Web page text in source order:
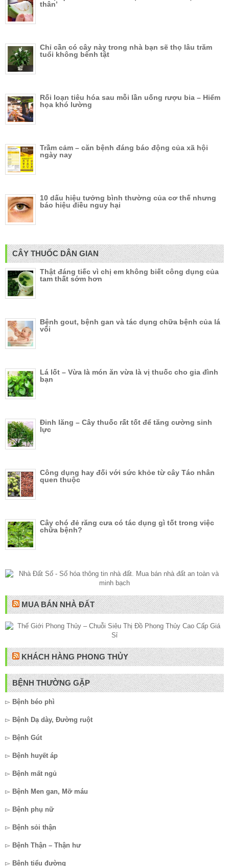
thân’
Chỉ cần có cây này trong nhà bạn sẽ thọ lâu trăm
tuổi không bênh tật
Rối loạn tiêu hóa sau mỗi lần uống rượu bia – Hiểm
họa khó lường
Trầm cảm – căn bệnh đáng báo động của xã hội
ngày nay
10 dấu hiệu tưởng bình thường của cơ thế nhưng
báo hiệu điều nguy hại
CÂY THUỐC DÂN GIAN
Thật đáng tiếc vì chị em không biết công dụng của
tam thất sớm hơn
Bệnh gout, bệnh gan và tác dụng chữa bệnh của lá
vối
Lá lốt – Vừa là món ăn vừa là vị thuốc cho gia đình
bạn
Đinh lăng – Cây thuốc rất tốt để tăng cường sinh
lực
Công dụng hay đối với sức khỏe từ cây Táo nhân
quen thuộc
Cây chó đẻ răng cưa có tác dụng gì tốt trong việc
chữa bệnh?
MUA BÁN NHÀ ĐẤT
KHÁCH HÀNG PHONG THỦY
BỆNH THƯỜNG GẶP
▻ Bệnh béo phì
▻ Bệnh Dạ dày, Đường ruột
▻ Bệnh Gút
▻ Bệnh huyết áp
▻ Bệnh mất ngủ
▻ Bệnh Men gan, Mỡ máu
▻ Bệnh phụ nữ
▻ Bệnh sỏi thận
▻ Bệnh Thận – Thận hư
▻ Bệnh tiểu đường